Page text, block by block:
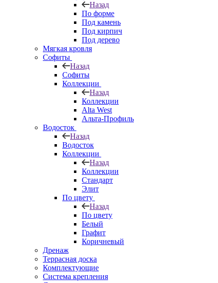
Назад
По форме
Под камень
Под кирпич
Под дерево
Мягкая кровля
Софиты
Назад
Софиты
Коллекции
Назад
Коллекции
Alta West
Альта-Профиль
Водосток
Назад
Водосток
Коллекции
Назад
Коллекции
Стандарт
Элит
По цвету
Назад
По цвету
Белый
Графит
Коричневый
Дренаж
Террасная доска
Комплектующие
Система крепления